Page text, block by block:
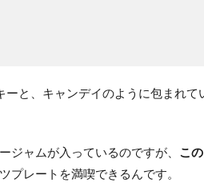
と、キャンデイのように包まれて
ジャムが入っているのですが、 こ
プレートを満喫できるんです。